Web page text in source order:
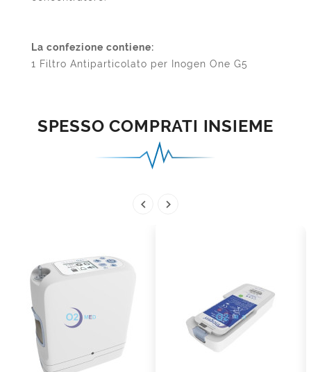
La confezione contiene:
1 Filtro Antiparticolato per Inogen One G5
SPESSO COMPRATI INSIEME
 